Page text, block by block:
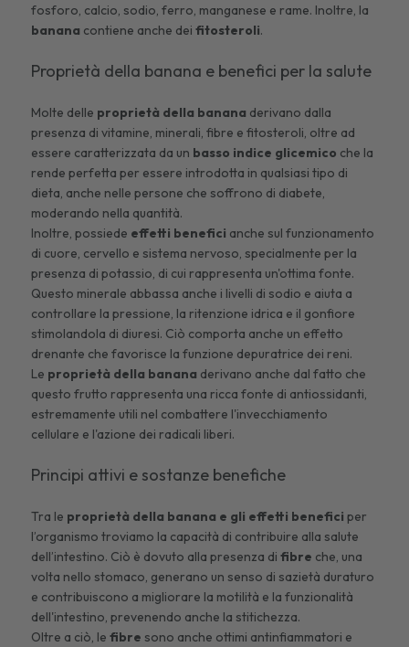
fosforo, calcio, sodio, ferro, manganese e rame. Inoltre, la
banana contiene anche deifitosteroli.
Proprietà della banana e benefici per la salute
Molte delle proprietà della banana derivano dalla
presenza di vitamine, minerali, fibre e fitosteroli, oltre ad
essere caratterizzata da un basso indice glicemico che la
rende perfetta per essere introdotta in qualsiasi tipo di
dieta, anche nelle persone che soffrono di diabete,
moderando nella quantità.
Inoltre, possiede effetti benefici anche sul funzionamento
di cuore, cervello e sistema nervoso, specialmente per la
presenza di potassio, di cui rappresenta un'ottima fonte.
Questo minerale abbassa anche i livelli di sodio e aiuta a
controllare la pressione, la ritenzione idrica e il gonfiore
stimolandola di diuresi. Ciò comporta anche un effetto
drenante che favorisce la funzione depuratrice dei reni.
Le proprietà della banana derivano anche dal fatto che
questo frutto rappresenta una ricca fonte di antiossidanti,
estremamente utili nel combattere l'invecchiamento
cellulare e l'azione dei radicali liberi.
Principi attivi e sostanze benefiche
Tra le proprietà della banana e gli effetti benefici per
l’organismo troviamo la capacità di contribuire alla salute
dell’intestino. Ciò è dovuto alla presenza difibre che, una
volta nello stomaco, generano un senso di sazietà duraturo
e contribuiscono a migliorare la motilità e la funzionalità
dell'intestino, prevenendo anche la stitichezza.
Oltre a ciò, lefibre sono anche ottimi antinfiammatori e